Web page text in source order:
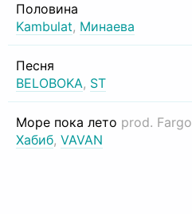
Половина
Kambulat, Минаева
Песня
BELOBOKA, ST
Море пока лето prod. Fargo
Хабиб, VAVAN